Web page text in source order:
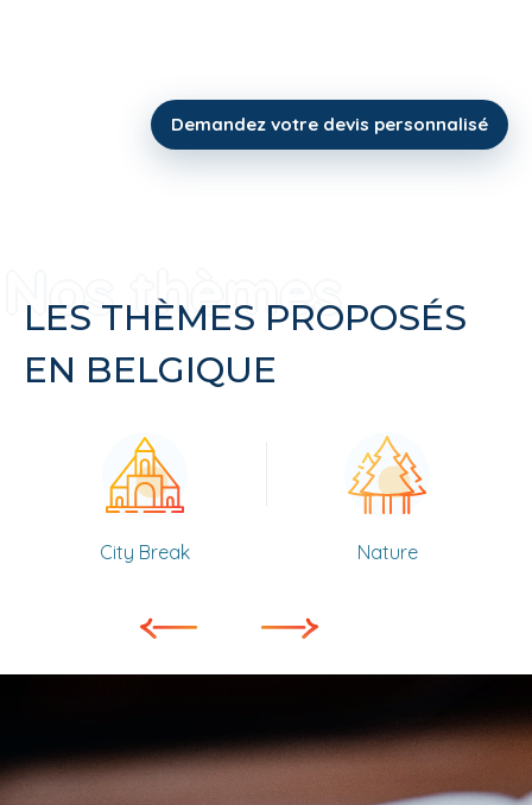
Demandez votre devis personnalisé
LES THÈMES PROPOSÉS
EN BELGIQUE
City Break Nature